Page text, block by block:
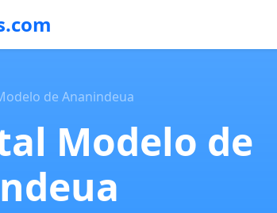
de Ananindeua
Modelo de